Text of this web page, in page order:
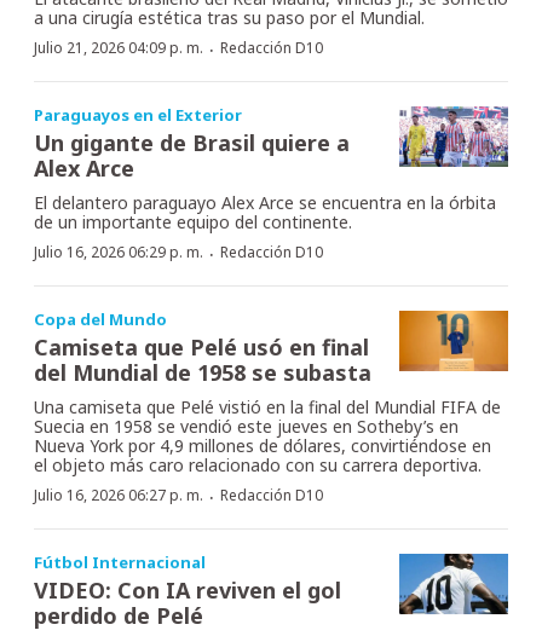
a una cirugía estética tras su paso por el Mundial.
Julio 21, 2026 04:09 p. m. · Redacción D10
Paraguayos en el Exterior
Un gigante de Brasil quiere a
Alex Arce
El delantero paraguayo Alex Arce se encuentra en la órbita
de un importante equipo del continente.
Julio 16, 2026 06:29 p. m. · Redacción D10
Copa del Mundo
Camiseta que Pelé usó en final
del Mundial de 1958 se subasta
Una camiseta que Pelé vistió en la final del Mundial FIFA de
Suecia en 1958 se vendió este jueves en Sotheby’s en
Nueva York por 4,9 millones de dólares, convirtiéndose en
el objeto más caro relacionado con su carrera deportiva.
Julio 16, 2026 06:27 p. m. · Redacción D10
Fútbol Internacional
VIDEO: Con IA reviven el gol
perdido de Pelé